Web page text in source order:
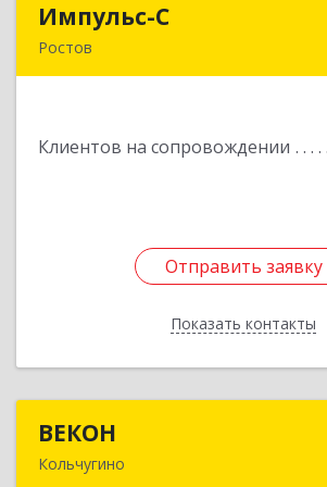
Импульс-С
Ростов
Клиентов на сопровождении
Отправить заявку
Показать контакты
Отправить заявку
Назад
ВЕКОН
Кольчугино